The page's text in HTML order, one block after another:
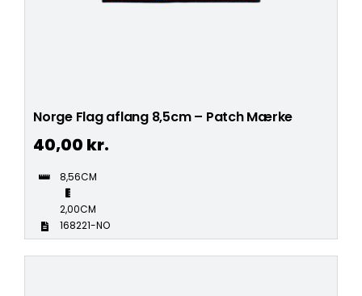
Norge Flag aflang 8,5cm – Patch Mærke
40,00 kr.
8,56CM
2,00CM
168221-NO